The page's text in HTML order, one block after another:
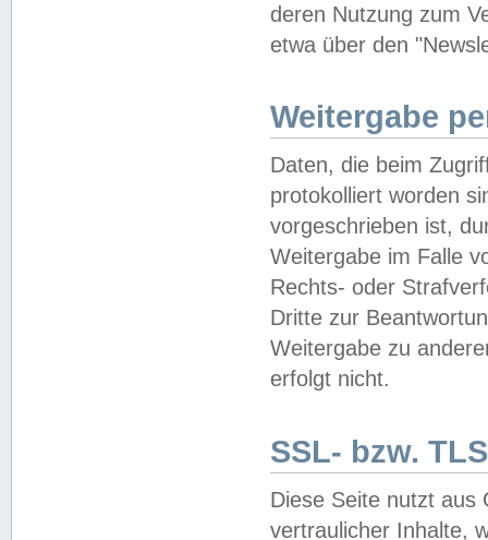
deren Nutzung zum
etwa über den
Weitergabe
Daten, die beim
protokolliert worden
vorgeschrieben ist,
Weitergabe im Falle
Rechts- oder
Dritte zur
Weitergabe zu
erfolgt nicht.
SSL- bzw.
Diese Seite nutzt aus
vertraulicher Inhalte,